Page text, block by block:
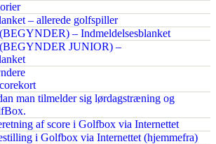
– allerede golfspiller
– Indmeldelsesblanket
JUNIOR) –
man tilmelder sig lørdagstræning og
af score i Golfbox via Internettet
i Golfbox via Internettet (hjemmefra)